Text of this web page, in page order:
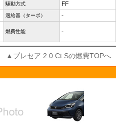
駆動方式 FF
過給器（ターボ） -
燃費性能 -
▲プレセア 2.0 Ct.Sの燃費TOPへ